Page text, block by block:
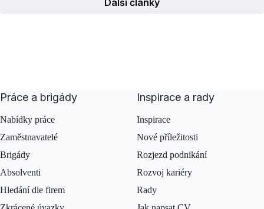
Práce a brigády
Nabídky práce
Zaměstnavatelé
Brigády
Absolventi
Hledání dle firem
Inspirace a rady
Inspirace
Nové příležitosti
Rozjezd podnikání
Rozvoj kariéry
Rady